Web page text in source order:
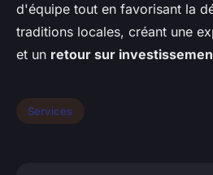
d'équipe tout en favorisant la
traditions locales, créant une
et un retour sur
Services